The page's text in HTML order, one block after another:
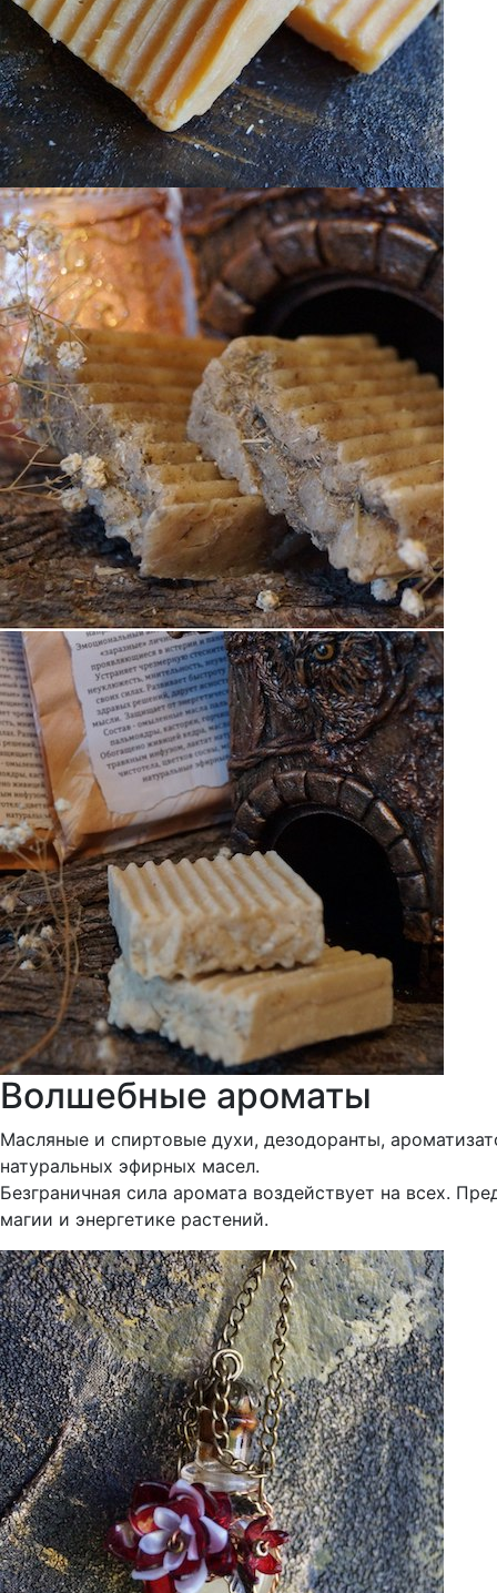
Волшебные ароматы
Масляные и спиртовые духи, дезодоранты,
натуральных эфирных масел.
Безграничная сила аромата воздействует на всех.
магии и энергетике растений.